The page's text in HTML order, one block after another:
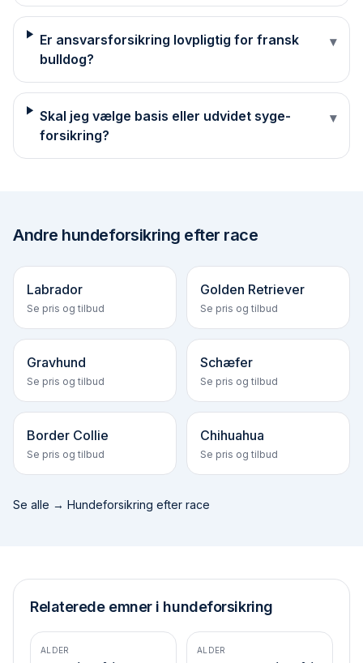
Er ansvarsforsikring lovpligtig for fransk
bulldog?
▾
Skal jeg vælge basis eller udvidet syge­
forsikring?
▾
Andre hundeforsikring efter race
Labrador
Se pris og tilbud
Golden Retriever
Se pris og tilbud
Gravhund
Se pris og tilbud
Schæfer
Se pris og tilbud
Border Collie
Se pris og tilbud
Chihuahua
Se pris og tilbud
Se alle → Hundeforsikring efter race
Relaterede emner i hundeforsikring
ALDER ALDER